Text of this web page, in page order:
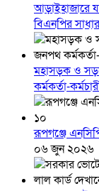
আড়াইহাজারে
বিএনপির
মহাসড়ক ও
কর্মকর্তা-
রূপগঞ্জে
০৬ জুন ২০২৬